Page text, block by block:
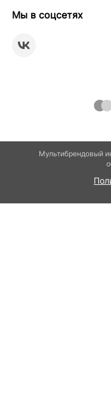
Мы в соцсетях
Мультибрендовый